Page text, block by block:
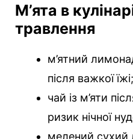
М’ята в
травлення
м’ятний
після важкої їжі;
чай із м’яти
ризик нічної
мелений сухий